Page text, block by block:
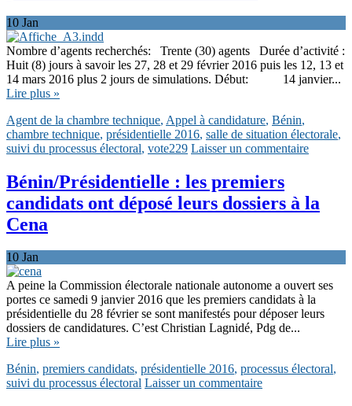
10 Jan
Nombre d’agents recherchés: Trente (30) agents Durée d’activité :
Huit (8) jours à savoir les 27, 28 et 29 février 2016 puis les 12, 13 et
14 mars 2016 plus 2 jours de simulations. Début: 14 janvier...
Lire plus »
Agent de la chambre technique, Appel à candidature, Bénin,
chambre technique, présidentielle 2016, salle de situation électorale,
suivi du processus électoral, vote229 Laisser un commentaire
Bénin/Présidentielle : les premiers
candidats ont déposé leurs dossiers à la
Cena
10 Jan
A peine la Commission électorale nationale autonome a ouvert ses
portes ce samedi 9 janvier 2016 que les premiers candidats à la
présidentielle du 28 février se sont manifestés pour déposer leurs
dossiers de candidatures. C’est Christian Lagnidé, Pdg de...
Lire plus »
Bénin, premiers candidats, présidentielle 2016, processus électoral,
suivi du processus électoral Laisser un commentaire